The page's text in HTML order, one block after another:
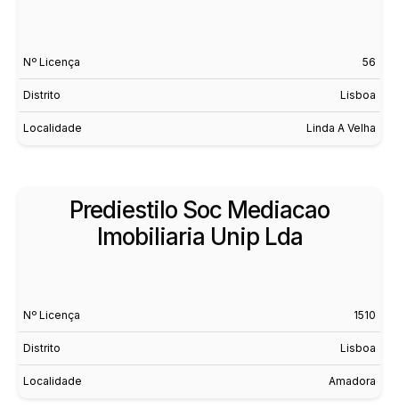
Nº Licença 56
Distrito Lisboa
Localidade Linda A Velha
Prediestilo Soc Mediacao
Imobiliaria Unip Lda
Nº Licença 1510
Distrito Lisboa
Localidade Amadora